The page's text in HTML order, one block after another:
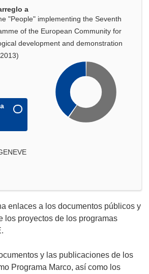
a
"People" implementing the Seventh
of the European Community for
development and demonstration
enlaces a los documentos públicos y
los proyectos de los programas
y las publicaciones de los
Programa Marco, así como los